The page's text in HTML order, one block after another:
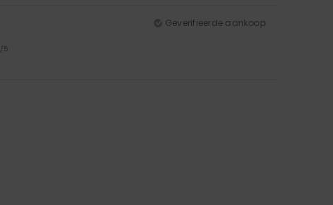
Geverifieerde aankoop
/5